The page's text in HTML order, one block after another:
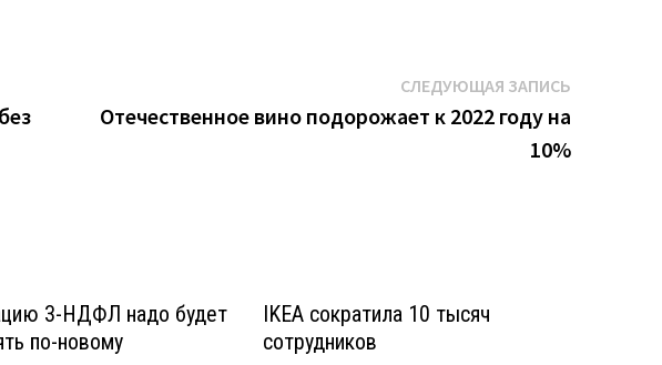
СЛЕДУЮЩАЯ ЗАПИСЬСледующая
запись:
Отечественное вино подорожает к 2022 году на
10%
3-НДФЛ надо будет
по-новому
IKEA сократила 10 тысяч
сотрудников